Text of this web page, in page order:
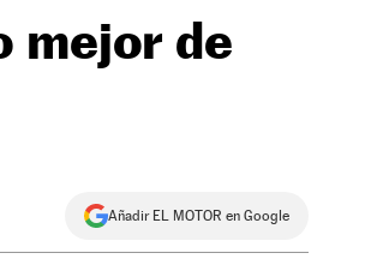
mejor de
Añadir EL MOTOR en Google